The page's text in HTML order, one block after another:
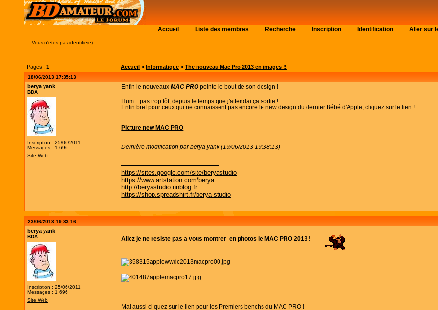
Accueil Liste des membres Recherche Inscription Identification Aller sur
Vous n'êtes pas identifié(e).
Pages : 1 Accueil » Informatique » The nouveau Mac Pro 2013 en images !!
18/06/2013 17:35:13
berya yank
BDA
Inscription : 25/06/2011
Messages : 1 696
Site Web
Enfin le nouveauxMAC PROpointe le bout de son design !
Hum... pas trop tôt, depuis le temps que j'attendai ça sortie !
Enfin bref pour ceux qui ne connaissent pas encore le new design du dernier Bébé d'Apple, cliquez sur le lien !
Picture new MAC PRO
Dernière modification par berya yank (19/06/2013 19:38:13)
https://sites.google.com/site/beryastudio
https://www.artstation.com/berya
http://beryastudio.unblog.fr
https://shop.spreadshirt.fr/berya-studio
23/06/2013 19:33:16
berya yank
BDA
Inscription : 25/06/2011
Messages : 1 696
Site Web
Allez je ne resiste pas a vous montrer en photos le MAC PRO 2013 !
Mai aussi cliquez sur le lien pour les Premiers benchs du MAC PRO !